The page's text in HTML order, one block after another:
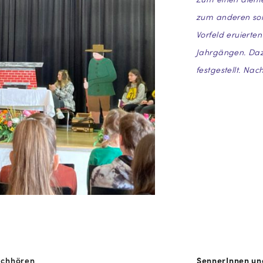
zum anderen
Vorfeld
Jahrgängen.
festgestellt.
SennerInnen